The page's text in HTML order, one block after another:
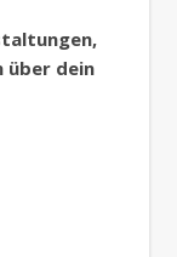
über dein